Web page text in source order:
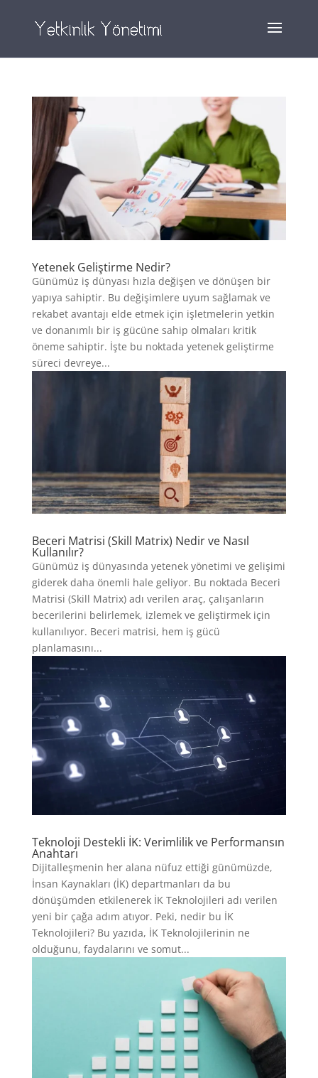
Yetenek Geliştirme Nedir?
Günümüz iş dünyası hızla değişen ve dönüşen bir
yapıya sahiptir. Bu değişimlere uyum sağlamak ve
rekabet avantajı elde etmek için işletmelerin yetkin
ve donanımlı bir iş gücüne sahip olmaları kritik
öneme sahiptir. İşte bu noktada yetenek geliştirme
süreci devreye...
Beceri Matrisi (Skill Matrix) Nedir ve Nasıl
Kullanılır?
Günümüz iş dünyasında yetenek yönetimi ve gelişimi
giderek daha önemli hale geliyor. Bu noktada Beceri
Matrisi (Skill Matrix) adı verilen araç, çalışanların
becerilerini belirlemek, izlemek ve geliştirmek için
kullanılıyor. Beceri matrisi, hem iş gücü
planlamasını...
Teknoloji Destekli İK: Verimlilik ve Performansın
Anahtarı
Dijitalleşmenin her alana nüfuz ettiği günümüzde,
İnsan Kaynakları (İK) departmanları da bu
dönüşümden etkilenerek İK Teknolojileri adı verilen
yeni bir çağa adım atıyor. Peki, nedir bu İK
Teknolojileri? Bu yazıda, İK Teknolojilerinin ne
olduğunu, faydalarını ve somut...